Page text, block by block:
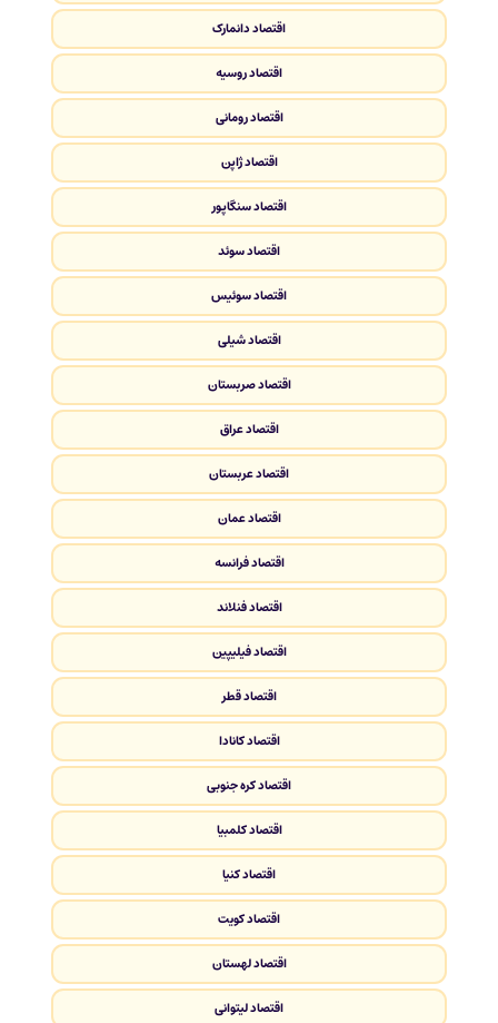
اقتصاد دانمارک
اقتصاد روسیه
اقتصاد رومانی
اقتصاد ژاپن
اقتصاد سنگاپور
اقتصاد سوئد
اقتصاد سوئیس
اقتصاد شیلی
اقتصاد صربستان
اقتصاد عراق
اقتصاد عربستان
اقتصاد عمان
اقتصاد فرانسه
اقتصاد فنلاند
اقتصاد فیلیپین
اقتصاد قطر
اقتصاد کانادا
اقتصاد کره جنوبی
اقتصاد کلمبیا
اقتصاد کنیا
اقتصاد کویت
اقتصاد لهستان
اقتصاد لیتوانی